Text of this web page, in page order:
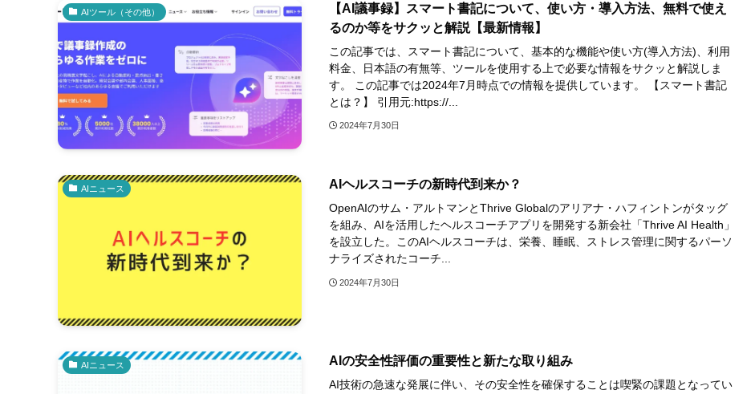
AIツール（その他）
【AI議事録】スマート書記について、使い方・導入方法、無料で使え
るのか等をサクッと解説【最新情報】
この記事では、スマート書記について、基本的な機能や使い方(導入方法)、利用
料金、日本語の有無等、ツールを使用する上で必要な情報をサクッと解説しま
す。 この記事では2024年7月時点での情報を提供しています。 【スマート書記
とは？】 引用元:https://...
2024年7月30日
AIニュース AIヘルスコーチの新時代到来か？
OpenAIのサム・アルトマンとThrive Globalのアリアナ・ハフィントンがタッグ
を組み、AIを活用したヘルスコーチアプリを開発する新会社「Thrive AI Health」
を設立した。このAIヘルスコーチは、栄養、睡眠、ストレス管理に関するパーソ
ナライズされたコーチ...
2024年7月30日
AIニュース AIの安全性評価の重要性と新たな取り組み
AI技術の急速な発展に伴い、その安全性を確保することは喫緊の課題となってい